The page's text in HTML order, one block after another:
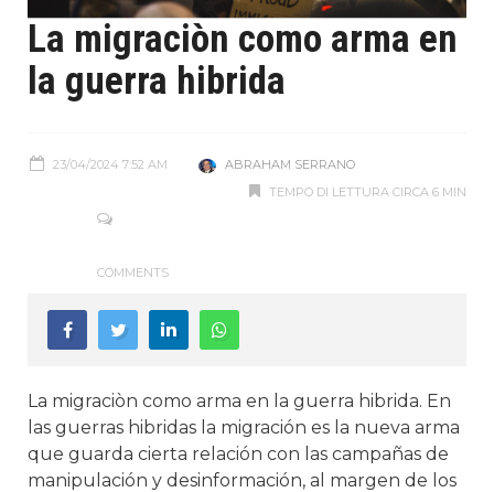
La migraciòn como arma en
la guerra hibrida
23/04/2024 7:52 AM
ABRAHAM SERRANO
TEMPO DI LETTURA CIRCA 6 MIN
COMMENTS
La migraciòn como arma en la guerra hibrida. En
las guerras hibridas la migración es la nueva arma
que guarda cierta relación con las campañas de
manipulación y desinformación, al margen de los